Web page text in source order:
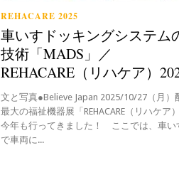
REHACARE 2025
車いすドッキングシステム
技術「MADS」／
REHACARE（リハケア）
文と写真●Believe Japan 2025/10/27（月）
最大の福祉機器展「REHACARE（リハケア
今年も行ってきました！ ここでは、車い
で車両に...